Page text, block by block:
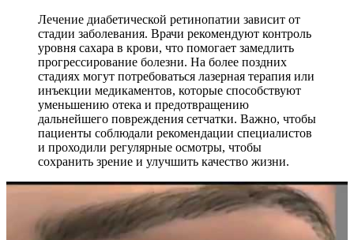
Лечение диабетической ретинопатии зависит от
стадии заболевания. Врачи рекомендуют контроль
уровня сахара в крови, что помогает замедлить
прогрессирование болезни. На более поздних
стадиях могут потребоваться лазерная терапия или
инъекции медикаментов, которые способствуют
уменьшению отека и предотвращению
дальнейшего повреждения сетчатки. Важно, чтобы
пациенты соблюдали рекомендации специалистов
и проходили регулярные осмотры, чтобы
сохранить зрение и улучшить качество жизни.